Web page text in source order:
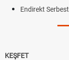
Endirekt
KEŞFET